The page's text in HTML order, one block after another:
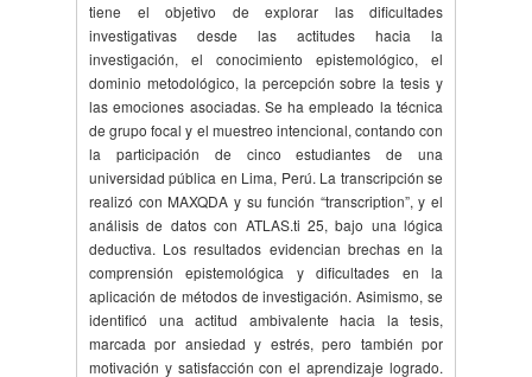
tiene el objetivo de explorar las dificultades
investigativas desde las actitudes hacia la
investigación, el conocimiento epistemológico, el
dominio metodológico, la percepción sobre la tesis y
las emociones asociadas. Se ha empleado la técnica
de grupo focal y el muestreo intencional, contando con
la participación de cinco estudiantes de una
universidad pública en Lima, Perú. La transcripción se
realizó con MAXQDA y su función “transcription”, y el
análisis de datos con ATLAS.ti 25, bajo una lógica
deductiva. Los resultados evidencian brechas en la
comprensión epistemológica y dificultades en la
aplicación de métodos de investigación. Asimismo, se
identificó una actitud ambivalente hacia la tesis,
marcada por ansiedad y estrés, pero también por
motivación y satisfacción con el aprendizaje logrado.